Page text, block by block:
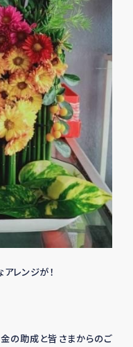
レンジが！
の助成と皆さまからのご